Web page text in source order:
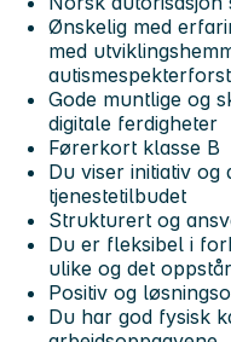
Ønskelig med
med
Gode muntlige og
digitale ferdigheter
Førerkort klasse B
Du viser initiativ
tjenestetilbudet
Strukturert og
Du er fleksibel i
ulike og det
Positiv og
Du har god fysisk